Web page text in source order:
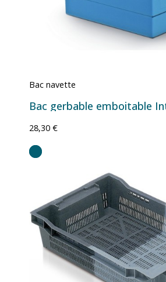
Bac navette
Bac gerbable emboitable
28,30 €